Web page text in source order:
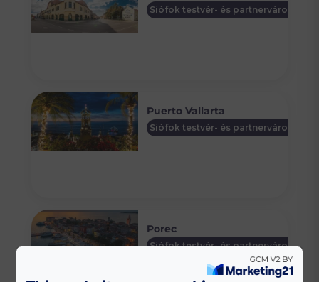
Siófok testvér- és partnervárosai
Puerto Vallarta
Siófok testvér- és partnervárosai
Porec
Siófok testvér- és partnervárosai